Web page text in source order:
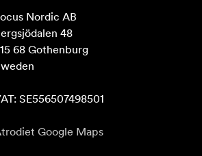
Nordic AB
48
68 Gothenburg
SE556507498501
Google Maps